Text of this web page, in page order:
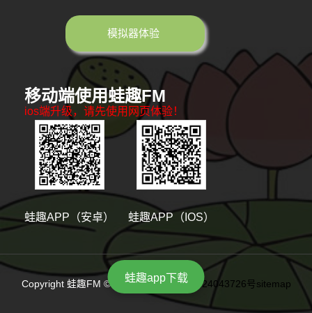
模拟器体验
移动端使用蛙趣FM
ios端升级，请先使用网页体验！
蛙趣APP（安卓） 蛙趣APP（IOS）
Copyright 蛙趣FM © 版权所有陕ICP备2024043726号sitemap
蛙趣app下载